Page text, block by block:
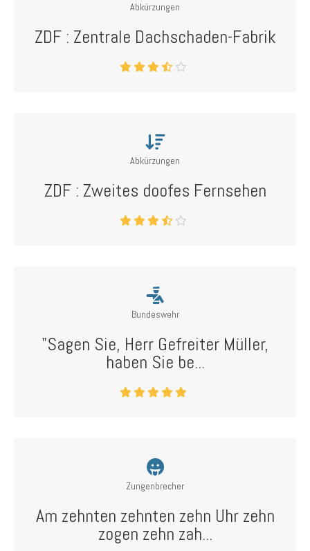
Abkürzungen
ZDF : Zentrale Dachschaden-Fabrik
Abkürzungen
ZDF : Zweites doofes Fernsehen
Bundeswehr
"Sagen Sie, Herr Gefreiter Müller,
haben Sie be...
Zungenbrecher
Am zehnten zehnten zehn Uhr zehn
zogen zehn zah...